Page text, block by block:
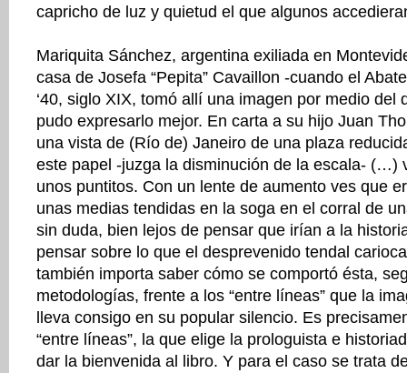
capricho de luz y quietud el que algunos
Mariquita Sánchez, argentina exiliada en
casa de Josefa “Pepita” Cavaillon -cuando el
‘40, siglo XIX, tomó allí una imagen por medio del
pudo expresarlo mejor. En carta a su hijo Juan
una vista de (Río de) Janeiro de una plaza
este papel -juzga la disminución de la escala- (…)
unos puntitos. Con un lente de aumento ves que
unas medias tendidas en la soga en el corral de
sin duda, bien lejos de pensar que irían a la
pensar sobre lo que el desprevenido tendal
también importa saber cómo se comportó ésta,
metodologías, frente a los “entre líneas” que la
lleva consigo en su popular silencio. Es
“entre líneas”, la que elige la prologuista e
dar la bienvenida al libro. Y para el caso se trata